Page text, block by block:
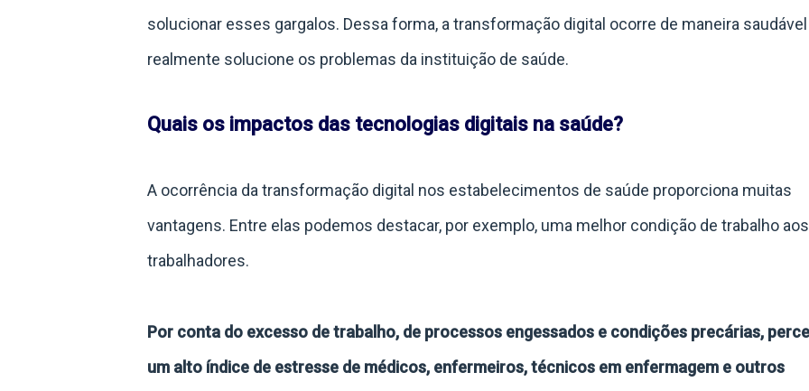
solucionar esses gargalos. Dessa forma, a transformação digital ocorre de maneira
realmente solucione os problemas da instituição de saúde.
Quais os impactos das tecnologias digitais na saúde?
A ocorrência da transformação digital nos estabelecimentos de saúde proporciona muitas
vantagens. Entre elas podemos destacar, por exemplo, uma melhor condição de trabalho aos
trabalhadores.
Por conta do excesso de trabalho, de processos engessados e condições precárias,
um alto índice de estresse de médicos, enfermeiros, técnicos em enfermagem e outros